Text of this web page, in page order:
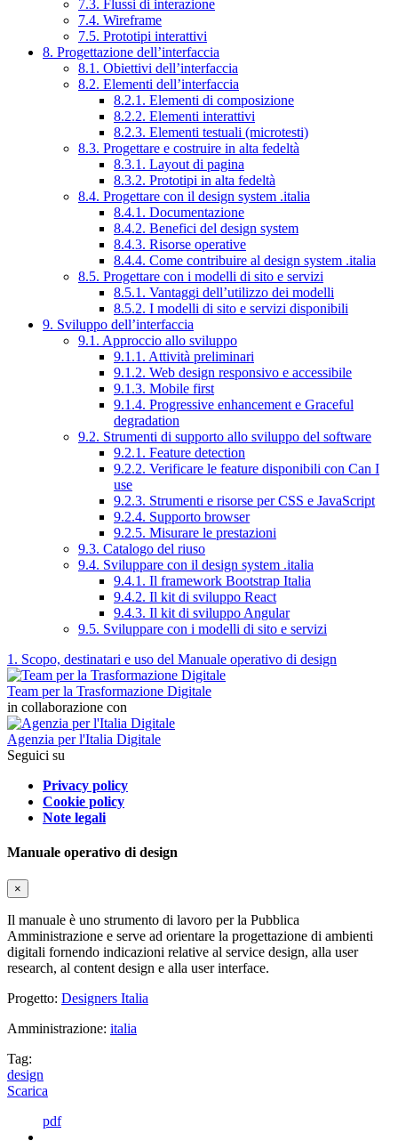
7.3. Flussi di interazione
7.4. Wireframe
7.5. Prototipi interattivi
8. Progettazione dell’interfaccia
8.1. Obiettivi dell’interfaccia
8.2. Elementi dell’interfaccia
8.2.1. Elementi di composizione
8.2.2. Elementi interattivi
8.2.3. Elementi testuali (microtesti)
8.3. Progettare e costruire in alta fedeltà
8.3.1. Layout di pagina
8.3.2. Prototipi in alta fedeltà
8.4. Progettare con il design system .italia
8.4.1. Documentazione
8.4.2. Benefici del design system
8.4.3. Risorse operative
8.4.4. Come contribuire al design system .italia
8.5. Progettare con i modelli di sito e servizi
8.5.1. Vantaggi dell’utilizzo dei modelli
8.5.2. I modelli di sito e servizi disponibili
9. Sviluppo dell’interfaccia
9.1. Approccio allo sviluppo
9.1.1. Attività preliminari
9.1.2. Web design responsivo e accessibile
9.1.3. Mobile first
9.1.4. Progressive enhancement e Graceful
degradation
9.2. Strumenti di supporto allo sviluppo del software
9.2.1. Feature detection
9.2.2. Verificare le feature disponibili con Can I
use
9.2.3. Strumenti e risorse per CSS e JavaScript
9.2.4. Supporto browser
9.2.5. Misurare le prestazioni
9.3. Catalogo del riuso
9.4. Sviluppare con il design system .italia
9.4.1. Il framework Bootstrap Italia
9.4.2. Il kit di sviluppo React
9.4.3. Il kit di sviluppo Angular
9.5. Sviluppare con i modelli di sito e servizi
1. Scopo, destinatari e uso del Manuale operativo di design
Team per la Trasformazione Digitale
in collaborazione con
Agenzia per l'Italia Digitale
Seguici su
Privacy policy
Cookie policy
Note legali
Manuale operativo di design
×
Il manuale è uno strumento di lavoro per la Pubblica
Amministrazione e serve ad orientare la progettazione di ambienti
digitali fornendo indicazioni relative al service design, alla user
research, al content design e alla user interface.
Progetto: Designers Italia
Amministrazione: italia
Tag:
design
Scarica
pdf